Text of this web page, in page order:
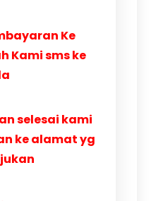
Ke
Kami sms ke
selesai kami
ke alamat yg